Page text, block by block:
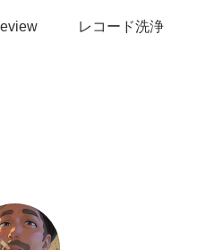
レコード洗浄